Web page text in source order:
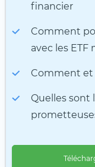
financier
Comment
avec les ETF
Comment et
Quelles sont